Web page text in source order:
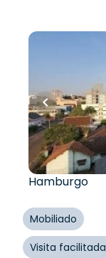
m²
Luiz De
Hamburgo/
Rua Luiz de
Hamburgo
Mobiliado
Visita